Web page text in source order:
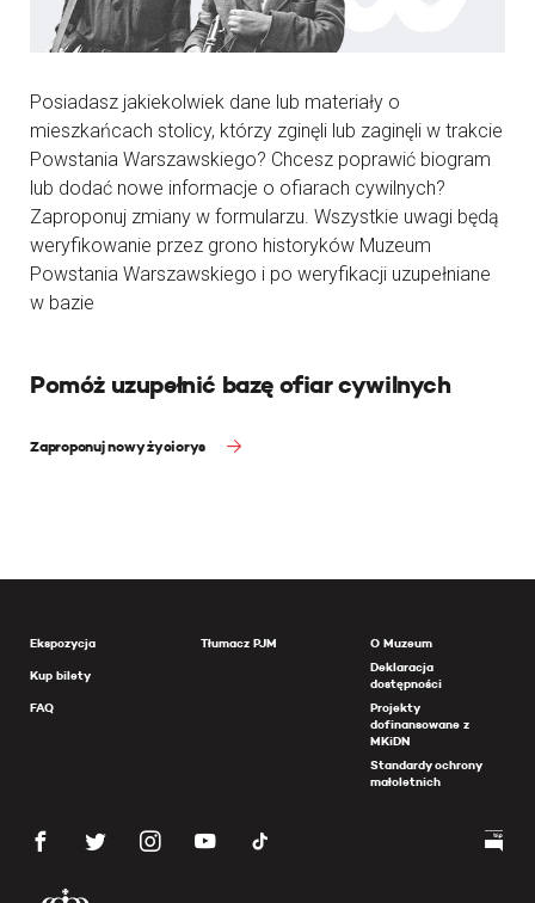
Posiadasz jakiekolwiek dane lub materiały o
mieszkańcach stolicy, którzy zginęli lub zaginęli w trakcie
Powstania Warszawskiego? Chcesz poprawić biogram
lub dodać nowe informacje o ofiarach cywilnych?
Zaproponuj zmiany w formularzu. Wszystkie uwagi będą
weryfikowanie przez grono historyków Muzeum
Powstania Warszawskiego i po weryfikacji uzupełniane
w bazie
Pomóż uzupełnić bazę ofiar cywilnych
Zaproponuj nowy życiorys
Ekspozycja
Kup bilety
FAQ
Tłumacz PJM
O Muzeum
Deklaracja
dostępności
Projekty
dofinansowane z
MKiDN
Standardy ochrony
małoletnich